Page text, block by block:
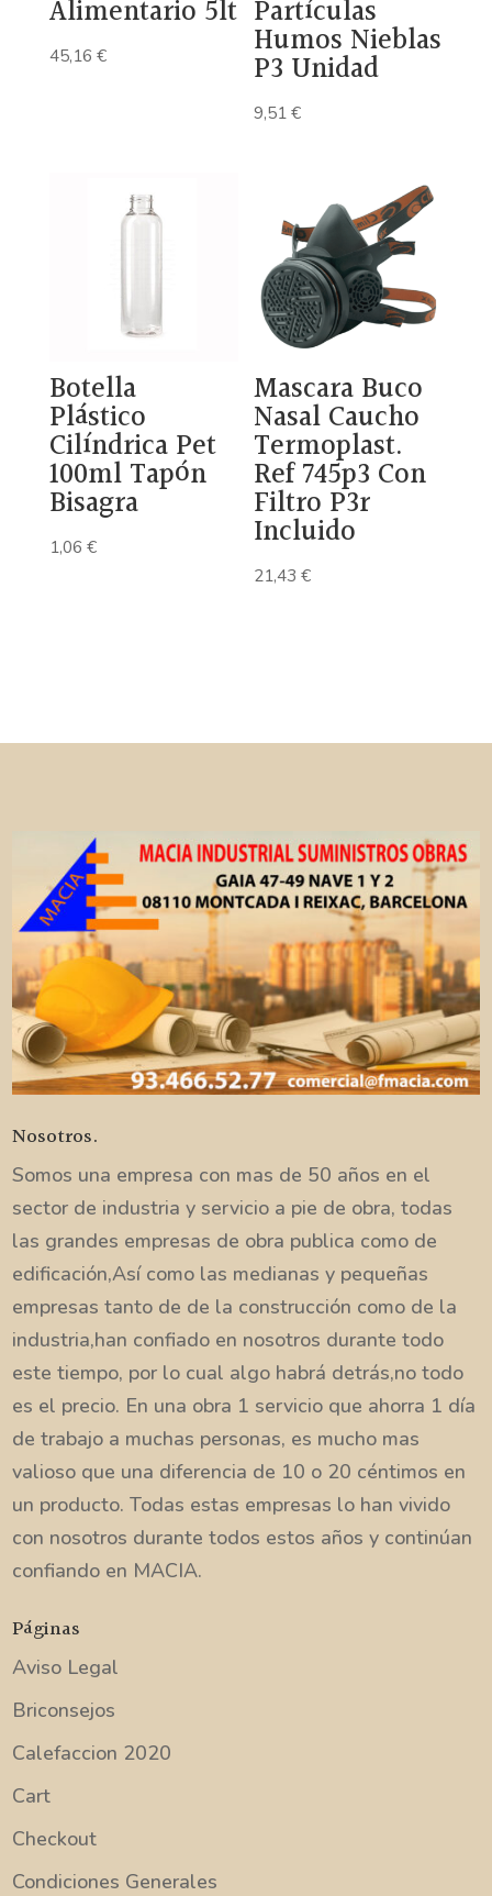
Alimentario 5lt
45,16 €
Partículas
Humos Nieblas
P3 Unidad
9,51€
Botella
Plástico
Cilíndrica Pet
100ml Tapón
Bisagra
1,06 €
Mascara Buco
Nasal Caucho
Termoplast.
Ref 745p3 Con
Filtro P3r
Incluido
21,43€
Nosotros.
Somos una empresa con mas de 50 años en el
sector de industria y servicio a pie de obra, todas
las grandes empresas de obra publica como de
edificación,Así como las medianas y pequeñas
empresas tanto de de la construcción como de la
industria,han confiado en nosotros durante todo
este tiempo, por lo cual algo habrá detrás,no todo
es el precio. En una obra 1 servicio que ahorra 1 día
de trabajo a muchas personas, es mucho mas
valioso que una diferencia de 10 o 20 céntimos en
un producto. Todas estas empresas lo han vivido
con nosotros durante todos estos años y continúan
confiando en MACIA.
Páginas
Aviso Legal
Briconsejos
Calefaccion 2020
Cart
Checkout
Condiciones Generales